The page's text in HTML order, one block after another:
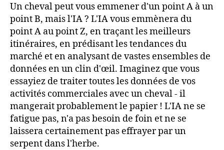
Un cheval peut vous emmener d'un point A à un
point B, mais l'IA ? L'IA vous emmènera du
point A au point Z, en traçant les meilleurs
itinéraires, en prédisant les tendances du
marché et en analysant de vastes ensembles de
données en un clin d'œil. Imaginez que vous
essayiez de traiter toutes les données de vos
activités commerciales avec un cheval - il
mangerait probablement le papier ! L'IA ne se
fatigue pas, n'a pas besoin de foin et ne se
laissera certainement pas effrayer par un
serpent dans l'herbe.